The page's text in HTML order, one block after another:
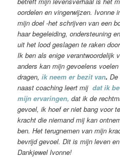
oordelen en vingerwijzen. Ivonne
mijn doel -het schrijven van een
haar begeleiding, ondersteuning
uit het lood geslagen te raken
Ik ben als enige verantwoordelijk
anders kan mijn gevoelens
dragen, ik neem er bezit van. De
naast coaching leert mij dat ik
mijn ervaringen, dat ik de
gevoel, ik hoef er niet bang voor
kracht die niemand mij kan
ben. Het terugnemen van mijn
bevrijd gevoel. Dit is mijn leven
Dankjewel Ivonne!